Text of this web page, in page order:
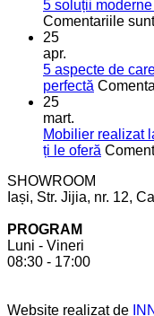
5 soluții
Comentariile
25
apr.
5 aspecte de
perfectă
25
mart.
Mobilier realizat
ți le oferă
SHOWROOM
Iași, Str. Jijia, nr. 12,
PROGRAM
Luni - Vineri
08:30 - 17:00
Website realizat de